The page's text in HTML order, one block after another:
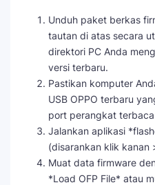
Unduh paket berkas
tautan di atas secara
direktori PC Anda
versi terbaru.
Pastikan komputer
USB OPPO terbaru
port perangkat
Jalankan aplikasi
(disarankan klik kanan
Muat data firmware
*Load OFP File* atau